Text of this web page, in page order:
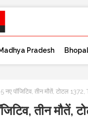
Pradesh Bhopal
नए पॉजिटिव, तीन मौतें, टोटल
तीन